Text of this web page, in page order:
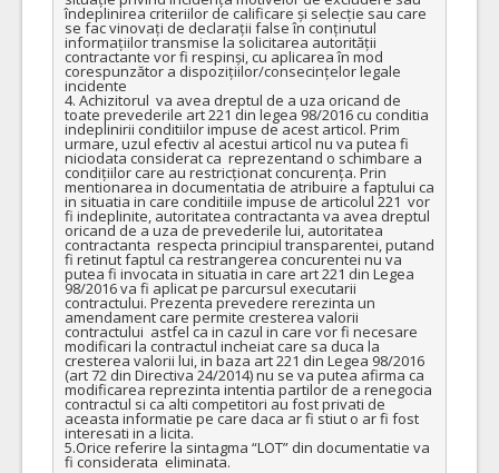
îndeplinirea criteriilor de calificare și selecție sau care
se fac vinovați de declarații false în conținutul
informațiilor transmise la solicitarea autorității
contractante vor fi respinși, cu aplicarea în mod
corespunzător a dispozițiilor/consecințelor legale
incidente
4. Achizitorul  va avea dreptul de a uza oricand de
toate prevederile art 221 din legea 98/2016 cu conditia
indeplinirii conditiilor impuse de acest articol. Prim
urmare, uzul efectiv al acestui articol nu va putea fi
niciodata considerat ca  reprezentand o schimbare a
condițiilor care au restricționat concurența. Prin
mentionarea in documentatia de atribuire a faptului ca
in situatia in care conditiile impuse de articolul 221  vor
fi indeplinite, autoritatea contractanta va avea dreptul
oricand de a uza de prevederile lui, autoritatea
contractanta  respecta principiul transparentei, putand
fi retinut faptul ca restrangerea concurentei nu va
putea fi invocata in situatia in care art 221 din Legea
98/2016 va fi aplicat pe parcursul executarii
contractului. Prezenta prevedere rerezinta un
amendament care permite cresterea valorii
contractului  astfel ca in cazul in care vor fi necesare
modificari la contractul incheiat care sa duca la
cresterea valorii lui, in baza art 221 din Legea 98/2016
(art 72 din Directiva 24/2014) nu se va putea afirma ca
modificarea reprezinta intentia partilor de a renegocia
contractul si ca alti competitori au fost privati de
aceasta informatie pe care daca ar fi stiut o ar fi fost
interesati in a licita.
5.Orice referire la sintagma “LOT” din documentatie va
fi considerata  eliminata.